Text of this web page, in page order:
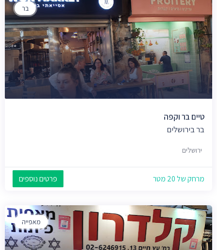
בר
טיים בר וקפה
בר בירושלים
ירושלים
מרחק של 20 מטר פרטים נוספים
מאפייה